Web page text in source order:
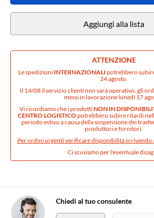
Aggiungi alla lista
ATTENZIONE
Le spedizioni INTERNAZIONALI potrebbero
24 agosto.
Il 14/08 il servizio clienti non sarà operativo, gli
messi in lavorazione lunedì 17
Vi ricordiamo che i prodottiNON IN
CENTRO LOGISTICOpotrebbero subire ritardi
periodo estivo a causa della sospensione dei
produttori e fornitori.
Per ordini urgenti verificare disponibilità scrivendo
Ci scusiamo per l'eventuale
Chiedi al tuo consulente